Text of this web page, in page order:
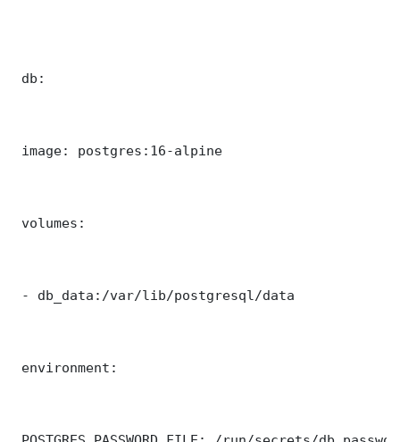
db:
image: postgres:16-alpine
volumes:
- db_data:/var/lib/postgresql/data
environment: